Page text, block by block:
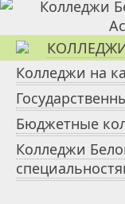
Колледжи на
Бюджетные
Колледжи